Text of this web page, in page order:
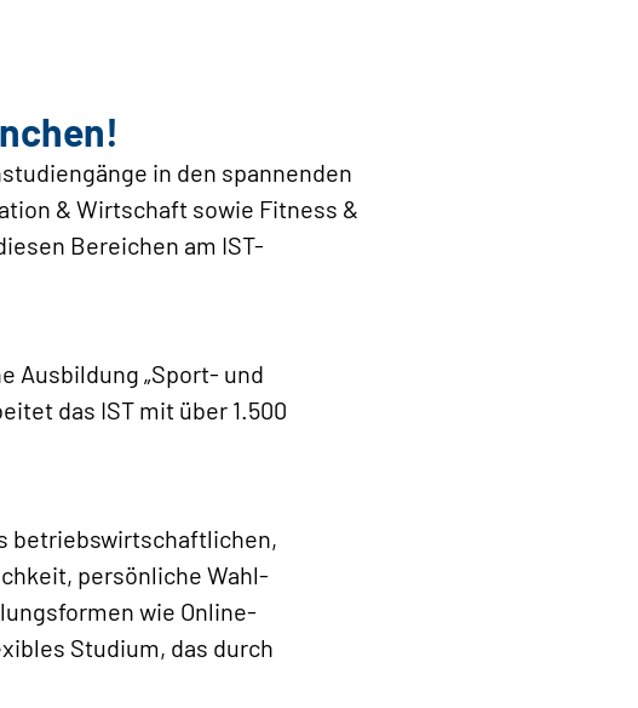
in den spannenden
& Wirtschaft sowie Fitness &
Bereichen am IST-
Ausbildung „Sport- und
das IST mit über 1.500
betriebswirtschaftlichen,
persönliche Wahl-
wie Online-
Studium, das durch